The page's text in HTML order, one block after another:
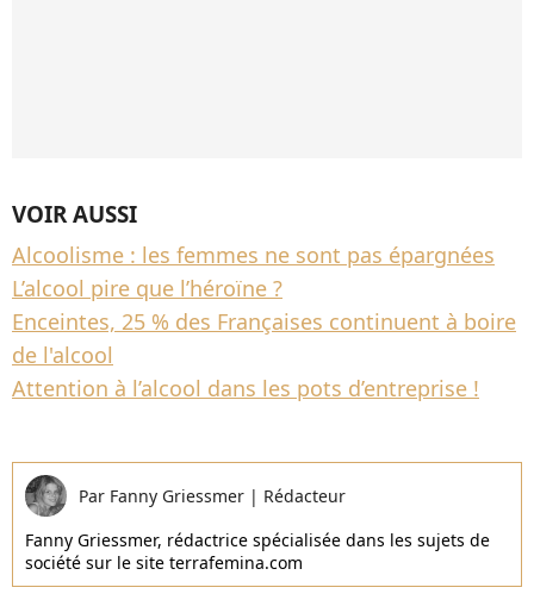
VOIR AUSSI
Alcoolisme : les femmes ne sont pas épargnées
L’alcool pire que l’héroïne ?
Enceintes, 25 % des Françaises continuent à boire
de l'alcool
Attention à l’alcool dans les pots d’entreprise !
Par Fanny Griessmer | Rédacteur
Fanny Griessmer, rédactrice spécialisée dans les sujets de
société sur le site terrafemina.com